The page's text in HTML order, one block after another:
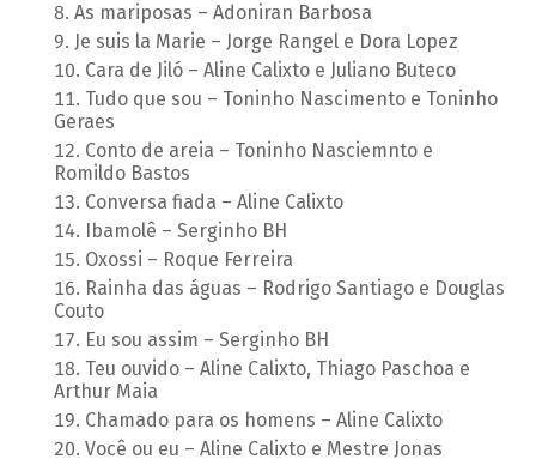
As mariposas – Adoniran Barbosa
Je suis la Marie – Jorge Rangel e Dora Lopez
Cara de Jiló – Aline Calixto e Juliano Buteco
Tudo que sou – Toninho Nascimento e Toninho
Geraes
Conto de areia – Toninho Nasciemnto e
Romildo Bastos
Conversa fiada – Aline Calixto
Ibamolê – Serginho BH
Oxossi – Roque Ferreira
Rainha das águas – Rodrigo Santiago e Douglas
Couto
Eu sou assim – Serginho BH
Teu ouvido – Aline Calixto, Thiago Paschoa e
Arthur Maia
Chamado para os homens – Aline Calixto
Você ou eu – Aline Calixto e Mestre Jonas